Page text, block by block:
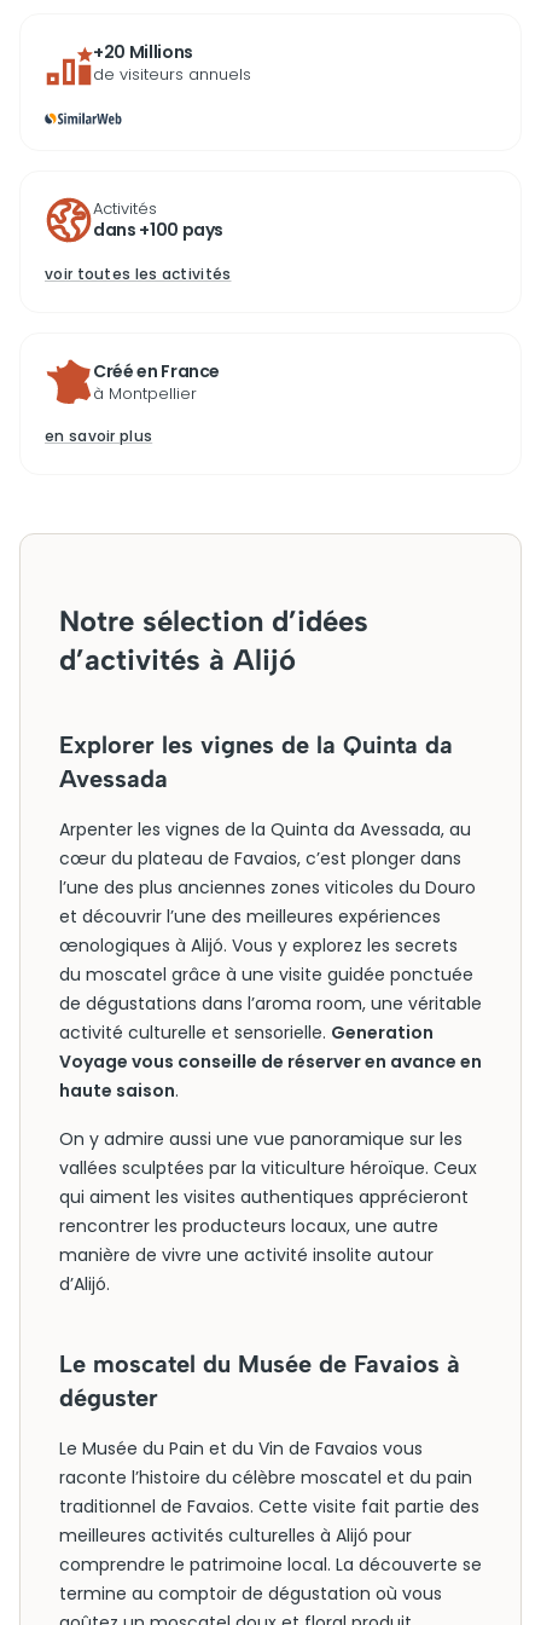
+20 Millions
de visiteurs annuels
Activités
dans +100 pays
voir toutes les activités
Créé en France
à Montpellier
en savoir plus
Notre sélection d’idées
d’activités à Alijó
Explorer les vignes de la Quinta da
Avessada
Arpenter les vignes de la Quinta da Avessada, au
cœur du plateau de Favaios, c’est plonger dans
l’une des plus anciennes zones viticoles du Douro
et découvrir l’une des meilleures expériences
œnologiques à Alijó. Vous y explorez les secrets
du moscatel grâce à une visite guidée ponctuée
de dégustations dans l’aroma room, une véritable
activité culturelle et sensorielle. Generation
Voyage vous conseille de réserver en avance en
haute saison.
On y admire aussi une vue panoramique sur les
vallées sculptées par la viticulture héroïque. Ceux
qui aiment les visites authentiques apprécieront
rencontrer les producteurs locaux, une autre
manière de vivre une activité insolite autour
d’Alijó.
Le moscatel du Musée de Favaios à
déguster
Le Musée du Pain et du Vin de Favaios vous
raconte l’histoire du célèbre moscatel et du pain
traditionnel de Favaios. Cette visite fait partie des
meilleures activités culturelles à Alijó pour
comprendre le patrimoine local. La découverte se
termine au comptoir de dégustation où vous